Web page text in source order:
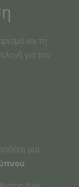
και τη
για τον
μια
.